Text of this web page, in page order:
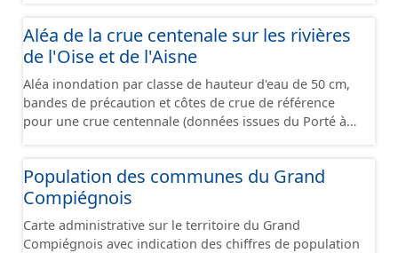
Aléa de la crue centenale sur les rivières
de l'Oise et de l'Aisne
Aléa inondation par classe de hauteur d'eau de 50 cm,
bandes de précaution et côtes de crue de référence
pour une crue centennale (données issues du Porté à
Population des communes du Grand
Compiégnois
Carte administrative sur le territoire du Grand
Compiégnois avec indication des chiffres de population